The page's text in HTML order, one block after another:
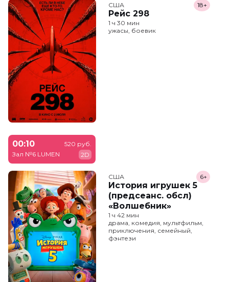
США
Рейс 298
18+
1 ч 30 мин
ужасы, боевик
00:10
Зал №6 LUMEN
520 руб.
2D
США
История игрушек 5
(предсеанс. обсл)
«Волшебник»
6+
1 ч 42 мин
драма, комедия, мультфильм,
приключения, семейный,
фэнтези